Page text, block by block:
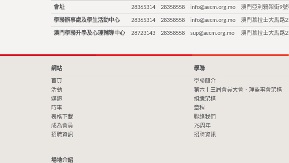
會址 28365314 28358558 info@aecm.org.mo 澳門亞利鴉架街9
學聯辦事處及學生活動中心 28365314 28358558 info@aecm.org.mo 澳門慕拉士大馬路
澳門學聯升學及心理輔導中心 28723143 28358558 sup@aecm.org.mo 澳門慕拉士大馬路
網站
首頁
活動
媒體
時事
表格下載
成為會員
招聘資訊
學聯
學聯簡介
第六十三屆會員大會、理監事會架構
組織架構
章程
聯絡我們
75周年
招聘資訊
場地介紹